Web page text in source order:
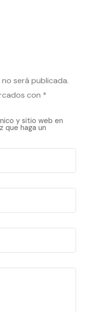
será publicada.
con *
y sitio web en
que haga un